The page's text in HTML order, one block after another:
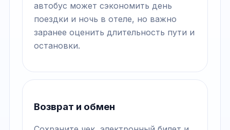
автобус может сэкономить день
поездки и ночь в отеле, но важно
заранее оценить длительность пути и
остановки.
Возврат и обмен